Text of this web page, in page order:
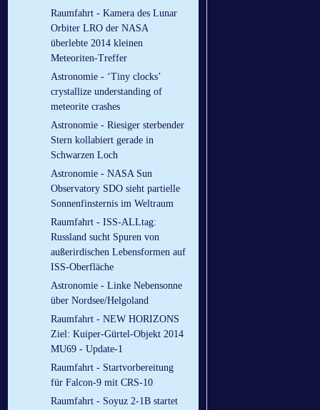
Raumfahrt - Kamera des Lunar
Orbiter LRO der NASA
überlebte 2014 kleinen
Meteoriten-Treffer
Astronomie - ‘Tiny clocks’
crystallize understanding of
meteorite crashes
Astronomie - Riesiger sterbender
Stern kollabiert gerade in
Schwarzen Loch
Astronomie - NASA Sun
Observatory SDO sieht partielle
Sonnenfinsternis im Weltraum
Raumfahrt - ISS-ALLtag:
Russland sucht Spuren von
außerirdischen Lebensformen auf
ISS-Oberfläche
Astronomie - Linke Nebensonne
über Nordsee/Helgoland
Raumfahrt - NEW HORIZONS
Ziel: Kuiper-Gürtel-Objekt 2014
MU69 - Update-1
Raumfahrt - Startvorbereitung
für Falcon-9 mit CRS-10
Raumfahrt - Soyuz 2-1B startet